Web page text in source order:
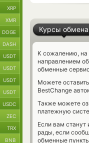
Курсы обмена
К сожалению, на
направлением
обменные
Можете
BestChange
Также можете
платежную
Если вам
рады, если
обменные
XRP
XMR
DOGE
DASH
USDT
USDT
USDT
USDT
USDC
ZEC
TRX
BNB